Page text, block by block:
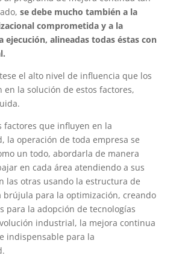
se debe mucho también a la
comprometida y a la
ejecución, alineadas todas éstas con
el alto nivel de influencia que los
en la solución de estos factores,
factores que influyen en la
la operación de toda empresa se
un todo, abordarla de manera
en cada área atendiendo a sus
las otras usando la estructura de
brújula para la optimización, creando
para la adopción de tecnologías
industrial, la mejora continua
indispensable para la